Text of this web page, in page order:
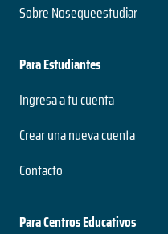
Sobre Nosequeestudiar
Para Estudiantes
Ingresa a tu cuenta
Crear una nueva cuenta
Contacto
Para Centros Educativos